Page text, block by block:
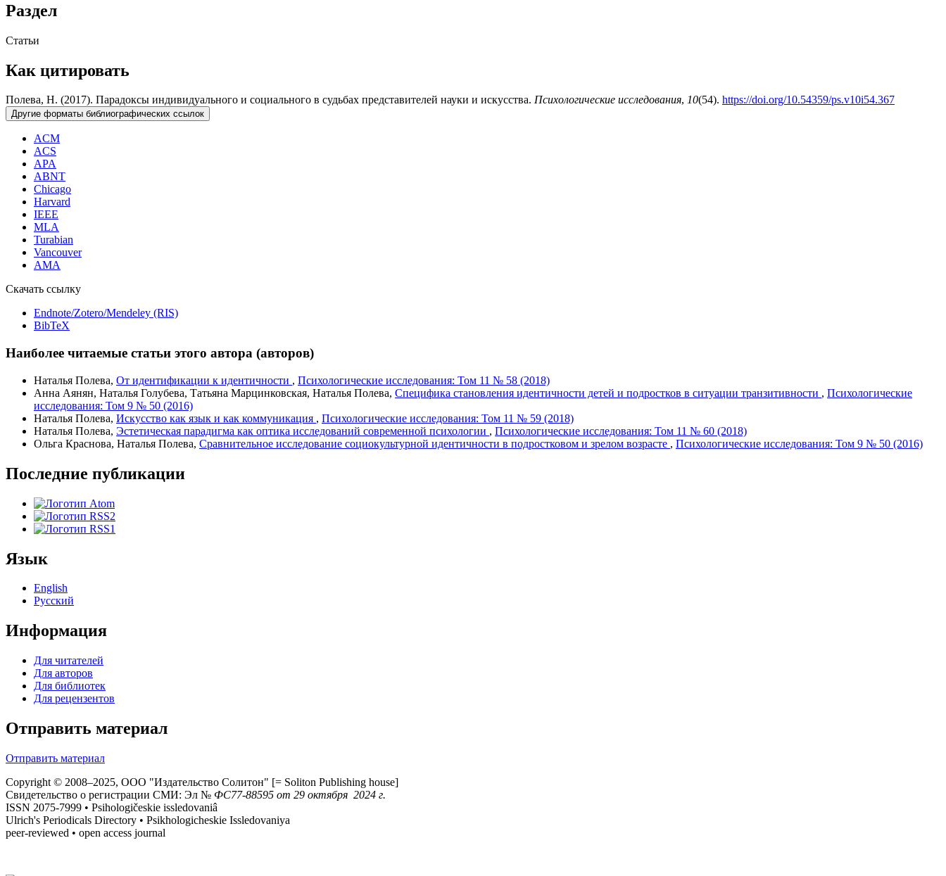
Раздел
Статьи
Как цитировать
Полева, Н. (2017). Парадоксы индивидуального и социального в судьбах представителей науки и искусства. Психологические исследования, 10(54). https://doi.org/10.54359/ps.v10i54.367
Другие форматы библиографических ссылок
ACM
ACS
APA
ABNT
Chicago
Harvard
IEEE
MLA
Turabian
Vancouver
AMA
Скачать ссылку
Endnote/Zotero/Mendeley (RIS)
BibTeX
Наиболее читаемые статьи этого автора (авторов)
Наталья Полева, От идентификации к идентичности , Психологические исследования: Том 11 № 58 (2018)
Анна Аянян, Наталья Голубева, Татьяна Марцинковская, Наталья Полева, Специфика становления идентичности детей и подростков в ситуации транзитивности , Психологические
исследования: Том 9 № 50 (2016)
Наталья Полева, Искусство как язык и как коммуникация , Психологические исследования: Том 11 № 59 (2018)
Наталья Полева, Эстетическая парадигма как оптика исследований современной психологии , Психологические исследования: Том 11 № 60 (2018)
Ольга Краснова, Наталья Полева, Сравнительное исследование социокультурной идентичности в подростковом и зрелом возрасте , Психологические исследования: Том 9 № 50 (2016)
Последние публикации
Язык
English
Русский
Информация
Для читателей
Для авторов
Для библиотек
Для рецензентов
Отправить материал
Отправить материал
Copyright © 2008–2025, ООО "Издательство Солитон" [= Soliton Publishing house]
Свидетельство о регистрации СМИ: Эл № ФС77-88595 от 29 октября 2024 г.
ISSN 2075-7999 • Psihologičeskie issledovaniâ
Ulrich's Periodicals Directory • Psikhologicheskie Issledovaniya
peer-reviewed • open access journal